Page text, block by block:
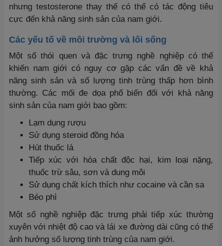
nhưng testosterone thay thế có thể có tác động tiêu
cực đến khả năng sinh sản của nam giới.
Các yếu tố về môi trường và lối sống
Một số thói quen và đặc trưng nghề nghiệp có thể
khiến nam giới có nguy cơ gặp các vấn đề về khả
năng sinh sản và số lượng tinh trùng thấp hơn bình
thường. Các mối đe dọa phổ biến đối với khả năng
sinh sản của nam giới bao gồm:
Lạm dụng rượu
Sử dụng steroid đồng hóa
Hút thuốc lá
Tiếp xúc với hóa chất độc hại, kim loại nặng,
thuốc trừ sâu, sơn và dung môi
Sử dụng chất kích thích như cocaine và cần sa
Béo phì
Một số nghề nghiệp đặc trưng phải tiếp xúc thường
xuyên với nhiệt độ cao và lái xe đường dài cũng có thể
ảnh hưởng số lượng tinh trùng của nam giới.